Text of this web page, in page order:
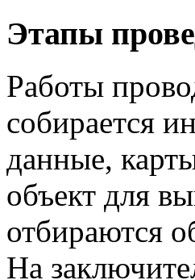
Этапы
Работы
собирается
данные,
объект для
отбираются
На